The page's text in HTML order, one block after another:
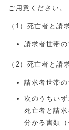
ご用意ください。
（1）死亡者と請
請求者世帯
（2）死亡者と請
請求者世帯
次のうちい
死亡者と請
分かる書類